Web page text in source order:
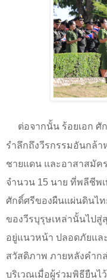
ต่อจากนั้น ร้อยเอก ศั
รำลึกถึงวีรกรรมอันกล้
ชายแดน และอาสาสมัค
จำนวน 15 นาย ที่พลีชีพ
ศักดิ์ศรีของผืนแผ่นดินไ
ของวีรบุรุษเหล่านั้นไป
อยู่แนวหน้า ปลอดภัยแ
สวัสดิภาพ ภายหลังคำก
บริเวณเมื่อผู้ร่วมพิธียืนไ